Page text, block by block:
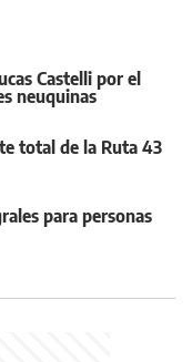
Castelli por el
neuquinas
total de la Ruta 43
para personas